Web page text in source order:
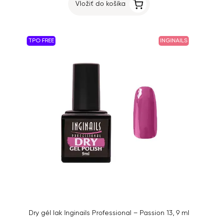
Vložiť do košíka
TPO FREE INGINAILS
Dry gél lak Inginails Professional – Passion 13, 9 ml